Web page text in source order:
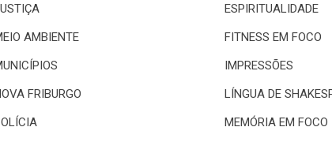
AMBIENTE
FRIBURGO
ESPIRITUALIDADE
FITNESS EM FOCO
IMPRESSÕES
LÍNGUA DE
MEMÓRIA EM FOCO